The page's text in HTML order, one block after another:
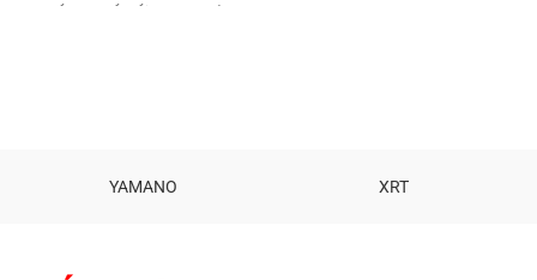
0908997872 0907294310 –
YAMANO XRT